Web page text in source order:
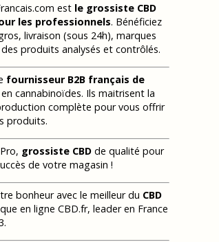
est le grossiste CBD
les professionnels. Bénéficiez
livraison (sous 24h), marques
produits analysés et contrôlés.
fournisseur B2B français de
en cannabinoïdes. Ils maitrisent la
complète pour vous offrir
produits.
grossiste CBD de qualité pour
de votre magasin !
bonheur avec le meilleur du CBD
en ligne CBD.fr, leader en France